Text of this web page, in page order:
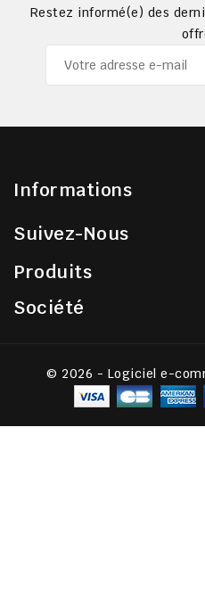
Restez informé(e) des
Informations
Suivez-Nous
Produits
Société
© 2026 - Logiciel e-